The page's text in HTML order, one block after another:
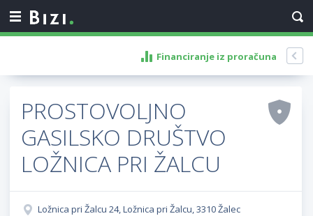
Financiranje iz proračuna
PROSTOVOLJNO
GASILSKO DRUŠTVO
LOŽNICA PRI ŽALCU
Ložnica pri Žalcu 24, Ložnica pri Žalcu, 3310 Žalec